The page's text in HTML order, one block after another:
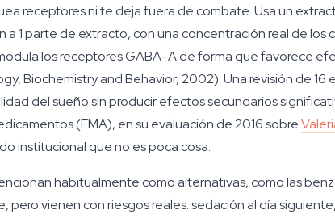
receptores ni te deja fuera de combate. Usa un
a 1 parte de extracto, con una concentración real de
los receptores GABA-A de forma que favorece
Biochemistry and Behavior, 2002). Una revisión de
del sueño sin producir efectos secundarios
(EMA), en su evaluación de 2016 sobre
institucional que no es poca cosa.
habitualmente como alternativas, como las
pero vienen con riesgos reales: sedación al día